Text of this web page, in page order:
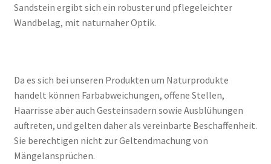
Sandstein ergibt sich ein robuster und pflegeleichter
Wandbelag, mit naturnaher Optik.
Da es sich bei unseren Produkten um Naturprodukte
handelt können Farbabweichungen, offene Stellen,
Haarrisse aber auch Gesteinsadern sowie Ausblühungen
auftreten, und gelten daher als vereinbarte Beschaffenheit.
Sie berechtigen nicht zur Geltendmachung von
Mängelansprüchen.